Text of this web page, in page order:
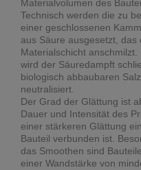
Materialvolumen des
Technisch werden die zu
einer geschlossenen
aus Säure ausgesetzt, das
Materialschicht
wird der Säuredampft
biologisch abbaubaren
neutralisiert.
Der Grad der Glättung ist
Dauer und Intensität des
einer stärkeren Glättung
Bauteil verbunden ist.
das Smoothen sind
einer Wandstärke von